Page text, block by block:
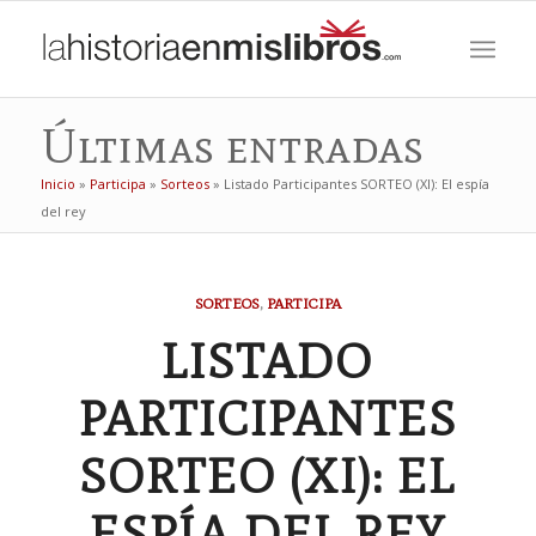
Últimas entradas
Inicio » Participa » Sorteos» Listado Participantes SORTEO (XI): El espía
del rey
SORTEOS, PARTICIPA
LISTADO
PARTICIPANTES
SORTEO (XI): EL